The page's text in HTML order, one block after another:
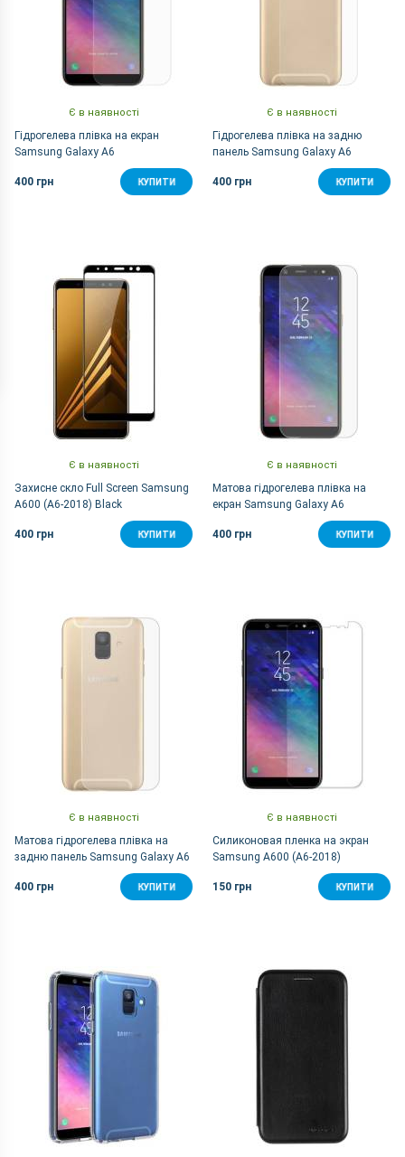
Є в наявності
Гідрогелева плівка на екран
Samsung Galaxy A6
400 грн КУПИТИ
Є в наявності
Гідрогелева плівка на задню
панель Samsung Galaxy A6
400 грн КУПИТИ
Є в наявності
Захисне скло Full Screen Samsung
A600 (A6-2018) Black
400 грн КУПИТИ
Є в наявності
Матова гідрогелева плівка на
екран Samsung Galaxy A6
400 грн КУПИТИ
Є в наявності
Матова гідрогелева плівка на
задню панель Samsung Galaxy A6
400 грн КУПИТИ
Є в наявності
Силиконовая пленка на экран
Samsung A600 (A6-2018)
150 грн КУПИТИ